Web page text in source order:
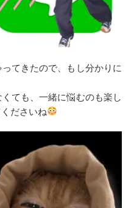
てきたので、もし分かりに
ても、一緒に悩むのも楽し
ださいね